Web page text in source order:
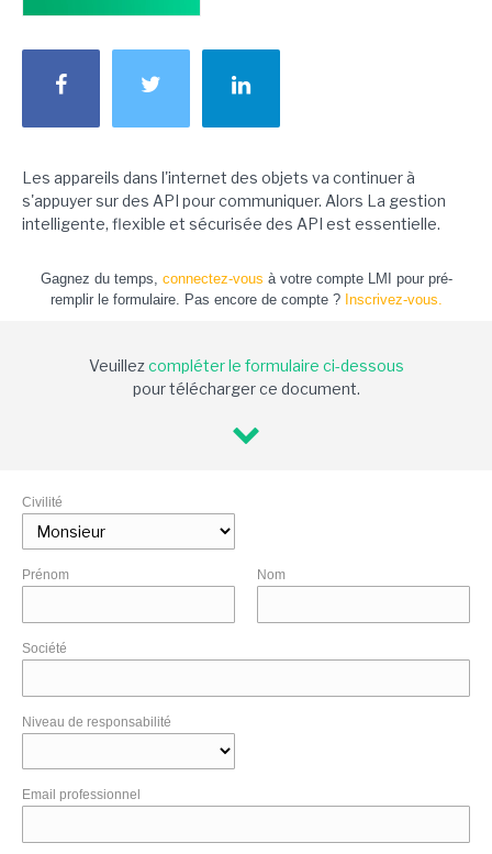
Les appareils dans l'internet des objets va continuer à
s'appuyer sur des API pour communiquer. Alors La gestion
intelligente, flexible et sécurisée des API est essentielle.
Gagnez du temps, connectez-vous à votre compte LMI pour pré-
remplir le formulaire. Pas encore de compte ? Inscrivez-vous.
Veuillezcompléter le formulaire ci-dessous
pour télécharger ce document.
Civilité
Prénom Nom
Société
Niveau de responsabilité
Email professionnel